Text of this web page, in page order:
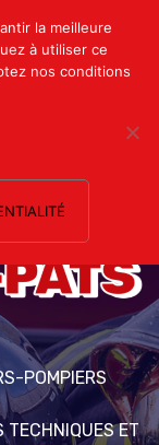
POMPIERS
TECHNIQUES ET
la meilleure
à utiliser ce
nos conditions